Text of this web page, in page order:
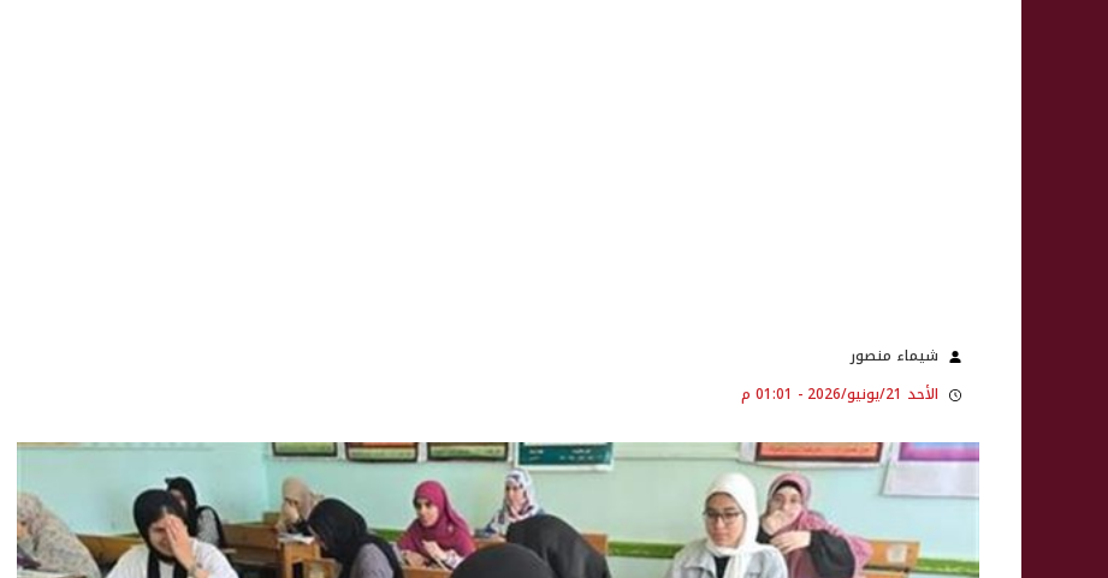
شيماء منصور
الأحد 21/يونيو/2026 - 01:01 م